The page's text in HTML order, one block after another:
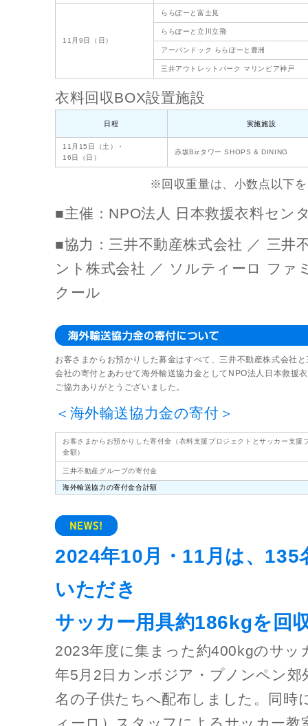
11月9日（日）
ららぽーと富士見
ららぽーと立川立飛
アーバンドック ららぽーと豊洲
三井アウトレットパーク マリンピア神戸
衣料回収BOX設置施設
日程 実施施設
11月15日（土）・
16日（日）
赤坂Bizタワー SHOPS & DINING
※回収重量は、小数点以下
■主催：NPO法人 日本救援衣料セン
■協力：三井不動産株式会社 ／ 三井
ント株式会社 ／ ソルティーロ ファ
クール
お客さまからお預かりした募金はすべて、三井不動産株式会社
会社の寄付とあわせて海外輸送協力金としてNPO法人日本救援
ご協力ありがとうございました。
＜海外輸送協力金の寄付＞
お客さまからお預かりした寄付金（衣料支援プロジェクトとサッカー支援
金額）
三井不動産グループの寄付金
海外輸送協力の寄付金合計額
2024年10月・11月は、135
いただき
サッカー用具約186kgを回
2023年度に集まった約400kgのサッ
年5月2日カンボジア・プノンペン郊
名の子供たちへ配布しました。同時